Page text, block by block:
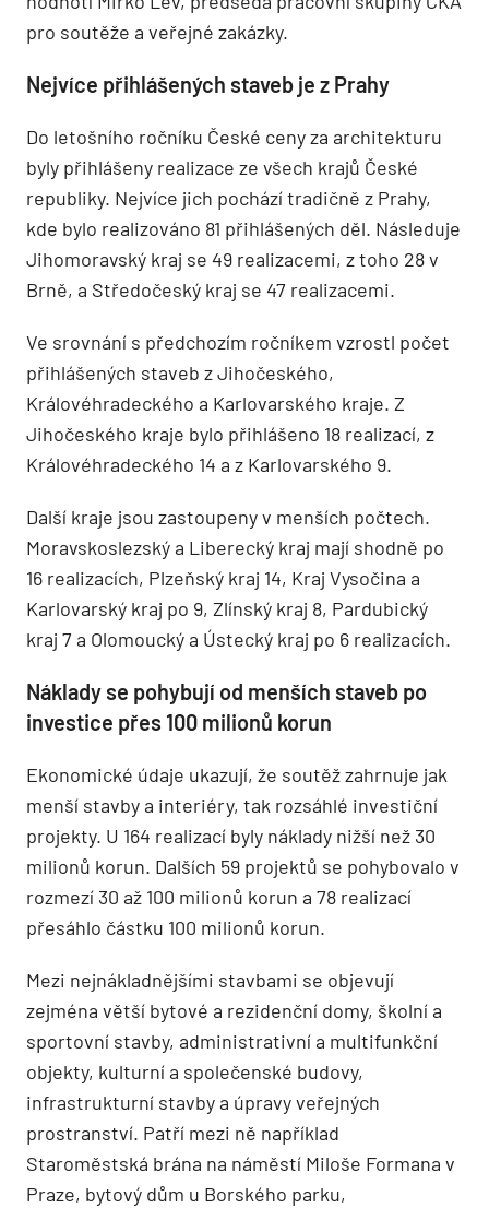
pro soutěže a veřejné zakázky.
Nejvíce přihlášených staveb je z Prahy
Do letošního ročníku České ceny za architekturu
byly přihlášeny realizace ze všech krajů České
republiky. Nejvíce jich pochází tradičně z Prahy,
kde bylo realizováno 81 přihlášených děl. Následuje
Jihomoravský kraj se 49 realizacemi, z toho 28 v
Brně, a Středočeský kraj se 47 realizacemi.
Ve srovnání s předchozím ročníkem vzrostl počet
přihlášených staveb z Jihočeského,
Královéhradeckého a Karlovarského kraje. Z
Jihočeského kraje bylo přihlášeno 18 realizací, z
Královéhradeckého 14 a z Karlovarského 9.
Další kraje jsou zastoupeny v menších počtech.
Moravskoslezský a Liberecký kraj mají shodně po
16 realizacích, Plzeňský kraj 14, Kraj Vysočina a
Karlovarský kraj po 9, Zlínský kraj 8, Pardubický
kraj 7 a Olomoucký a Ústecký kraj po 6 realizacích.
Náklady se pohybují od menších staveb po
investice přes 100 milionů korun
Ekonomické údaje ukazují, že soutěž zahrnuje jak
menší stavby a interiéry, tak rozsáhlé investiční
projekty. U 164 realizací byly náklady nižší než 30
milionů korun. Dalších 59 projektů se pohybovalo v
rozmezí 30 až 100 milionů korun a 78 realizací
přesáhlo částku 100 milionů korun.
Mezi nejnákladnějšími stavbami se objevují
zejména větší bytové a rezidenční domy, školní a
sportovní stavby, administrativní a multifunkční
objekty, kulturní a společenské budovy,
infrastrukturní stavby a úpravy veřejných
prostranství. Patří mezi ně například
Staroměstská brána na náměstí Miloše Formana v
Praze, bytový dům u Borského parku,